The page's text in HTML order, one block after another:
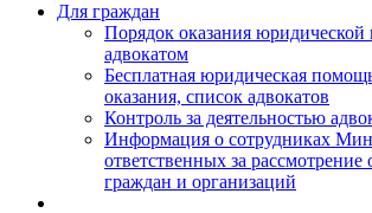
Для граждан
Порядок оказания
адвокатом
Бесплатная юридическая
оказания, список адвокатов
Контроль за деятельностью
Информация о сотрудниках
ответственных за
граждан и организаций